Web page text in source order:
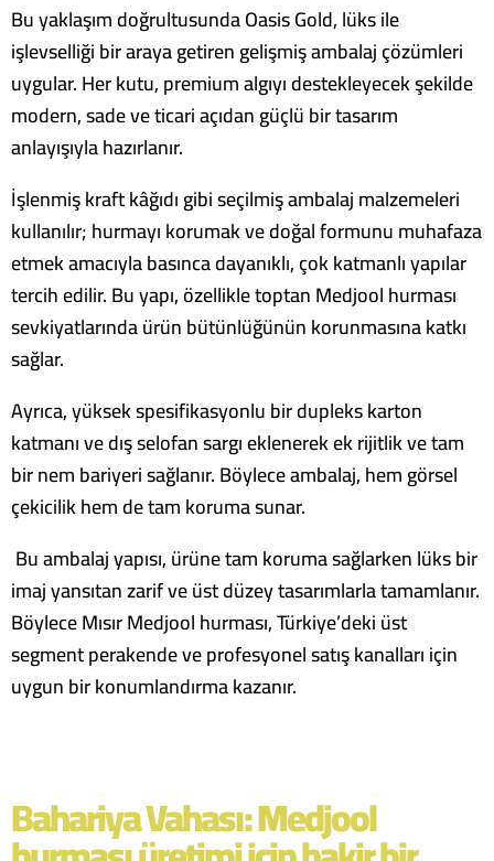
Bu yaklaşım doğrultusunda Oasis Gold, lüks ile
işlevselliği bir araya getiren gelişmiş ambalaj çözümleri
uygular. Her kutu, premium algıyı destekleyecek şekilde
modern, sade ve ticari açıdan güçlü bir tasarım
anlayışıyla hazırlanır.
İşlenmiş kraft kâğıdı gibi seçilmiş ambalaj malzemeleri
kullanılır; hurmayı korumak ve doğal formunu muhafaza
etmek amacıyla basınca dayanıklı, çok katmanlı yapılar
tercih edilir. Bu yapı, özellikle toptan Medjool hurması
sevkiyatlarında ürün bütünlüğünün korunmasına katkı
sağlar.
Ayrıca, yüksek spesifikasyonlu bir dupleks karton
katmanı ve dış selofan sargı eklenerek ek rijitlik ve tam
bir nem bariyeri sağlanır. Böylece ambalaj, hem görsel
çekicilik hem de tam koruma sunar.
Bu ambalaj yapısı, ürüne tam koruma sağlarken lüks bir
imaj yansıtan zarif ve üst düzey tasarımlarla tamamlanır.
Böylece Mısır Medjool hurması, Türkiye’deki üst
segment perakende ve profesyonel satış kanalları için
uygun bir konumlandırma kazanır.
Bahariya Vahası: Medjool